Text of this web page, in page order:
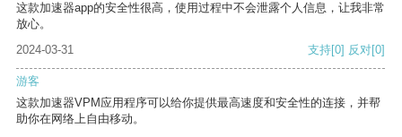
这款加速器app的安全性很高，使用过程中不会泄露个人信息，让我非常
放心。
2024-03-31
支持[0] 反对[0]
游客
这款加速器VPM应用程序可以给你提供最高速度和安全性的连接，并帮
助你在网络上自由移动。